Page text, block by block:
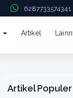
6287733574341
Artikel
Artikel Populer